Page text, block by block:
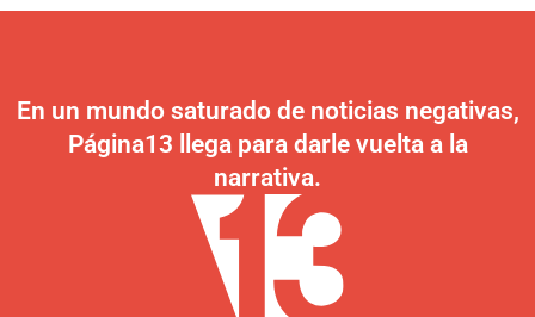
En un mundo saturado de noticias negativas,
Página13 llega para darle vuelta a la
narrativa.